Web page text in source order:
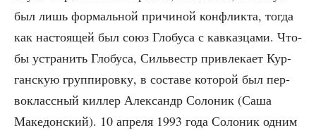
был лишь фор­маль­ной при­чи­ной кон­флик­та, тогда
как насто­я­щей был союз Гло­бу­са с кав­каз­ца­ми. Что­
бы устра­нить Гло­бу­са, Силь­вестр при­вле­ка­ет Кур­
ган­скую груп­пи­ров­ку, в соста­ве кото­рой был пер­
во­класс­ный кил­лер Алек­сандр Соло­ник (Саша
Маке­дон­ский). 10 апре­ля 1993 года Соло­ник одним